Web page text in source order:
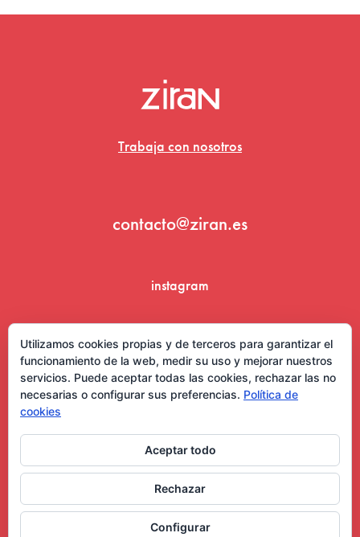
Trabaja con nosotros
contacto@ziran.es
instagram
Aviso Legal y Condiciones de Uso
Utilizamos cookies propias y de terceros para garantizar el
funcionamiento de la web, medir su uso y mejorar nuestros
servicios. Puede aceptar todas las cookies, rechazar las no
necesarias o configurar sus preferencias. Política de
cookies
Aceptar todo
Rechazar
Configurar